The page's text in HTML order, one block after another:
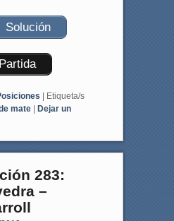
Solución
Partida
Etiqueta/s
mate
Dejar un
283:
–